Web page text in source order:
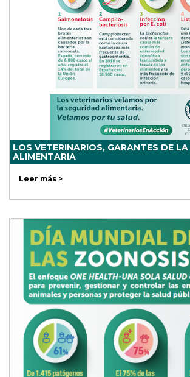
LOS VETERINARIOS, GARANTES DE
ALIMENTARIA
Leer más >